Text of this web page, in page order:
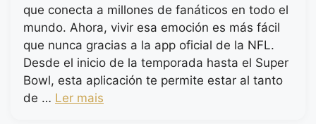
que conecta a millones de fanáticos en todo el
mundo. Ahora, vivir esa emoción es más fácil
que nunca gracias a la app oficial de la NFL.
Desde el inicio de la temporada hasta el Super
Bowl, esta aplicación te permite estar al tanto
de … Ler mais